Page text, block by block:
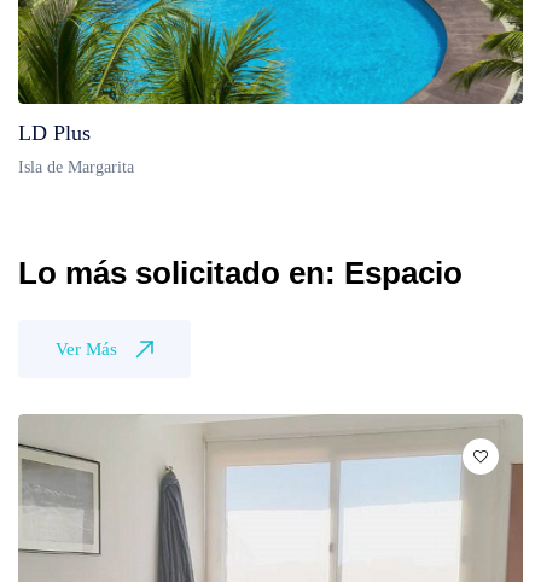
LD Plus
Isla de Margarita
Lo más solicitado en: Espacio
Ver Más